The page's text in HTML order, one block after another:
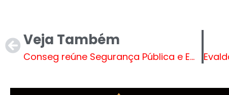
Veja Também
Conseg reúne Segurança Pública e Empresas para fortalecer Três Lagoas e a região da Costa Leste.